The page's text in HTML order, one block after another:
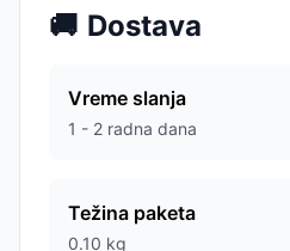
🚚 Dostava
Vreme slanja
1 - 2 radna dana
Težina paketa
0.10 kg